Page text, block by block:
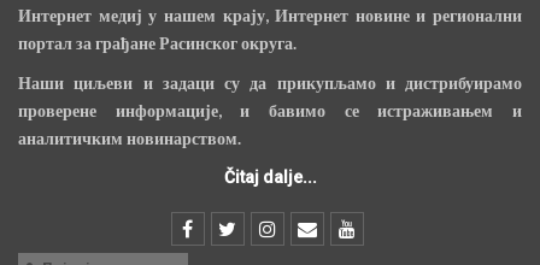
Интернет медиј у нашем крају, Интернет новине и регионални
портал за грађане Расинског округа.
Наши циљеви и задаци су да прикупљамо и дистрибуирамо
проверене информације, и бавимо се истраживањем и
аналитичким новинарством.
Čitaj dalje...